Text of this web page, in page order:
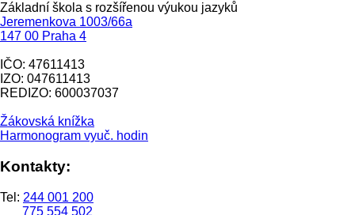
Základní škola s rozšířenou výukou jazyků
Jeremenkova 1003/66a
147 00 Praha 4
IČO: 47611413
IZO: 047611413
REDIZO: 600037037
Žákovská knížka
Harmonogram vyuč. hodin
Kontakty:
Tel: 244 001 200
775 554 502